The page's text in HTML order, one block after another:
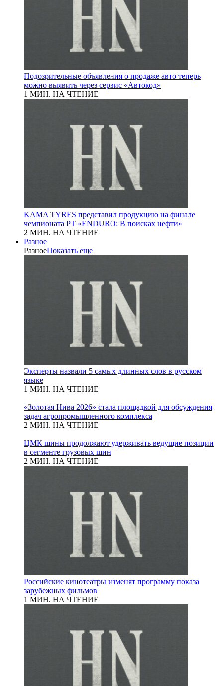
Подозрительные объявления о продаже авто теперь
можно выявить через сервис «Автокод»
1 МИН. НА ЧТЕНИЕ
KAMA TYRES представил продукцию на финале
чемпионата РТ «ENDURO: В поисках нефти»
2 МИН. НА ЧТЕНИЕ
Разное
РазноеПоказать еще
Эксперты назвали 5 самых длинных слов в русском
языке
1 МИН. НА ЧТЕНИЕ
«Золотая Нива 2026» стала площадкой для обсуждения
задач агропромышленного комплекса
2 МИН. НА ЧТЕНИЕ
ЦМК шины продолжают удерживать ведущие позиции
в сегменте грузовых шин
2 МИН. НА ЧТЕНИЕ
Российские кинотеатры изменят программу показа
зарубежных фильмов
1 МИН. НА ЧТЕНИЕ